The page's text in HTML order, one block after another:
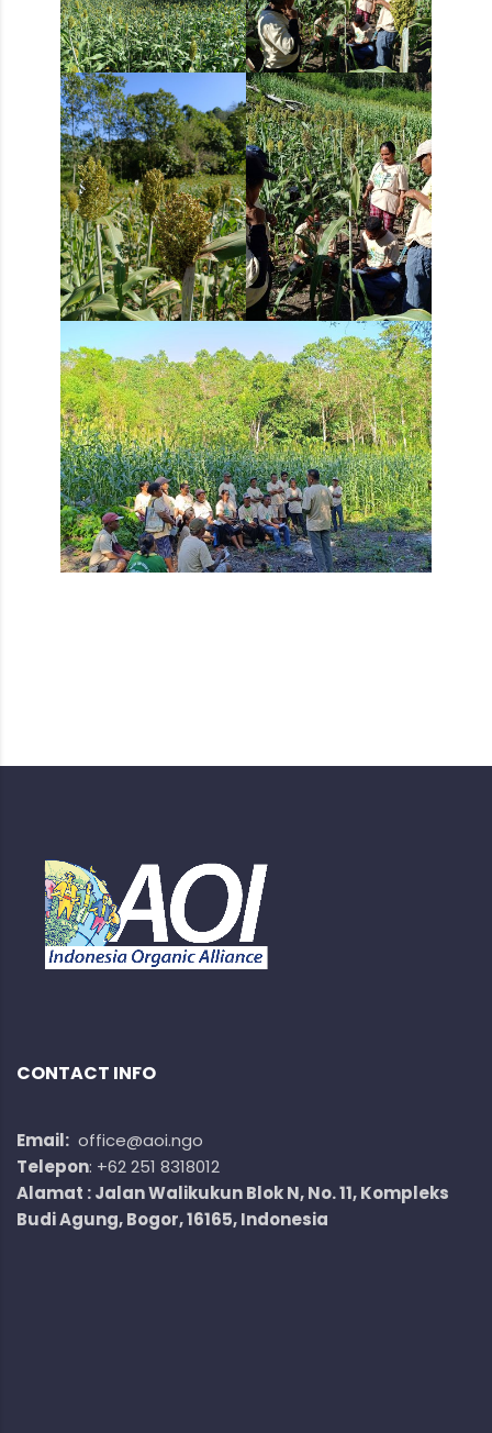
CONTACT INFO
Email: office@aoi.ngo
Telepon: +62 251 8318012
Alamat : Jalan Walikukun Blok N, No. 11, Kompleks
Budi Agung, Bogor, 16165, Indonesia